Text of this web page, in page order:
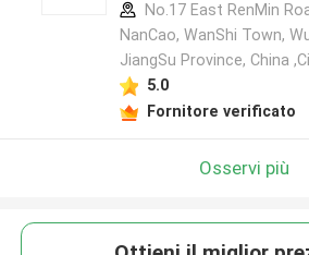
No.17 East RenMin
NanCao, WanShi Town,
JiangSu Province, China
5.0
Fornitore verificato
Osservi più